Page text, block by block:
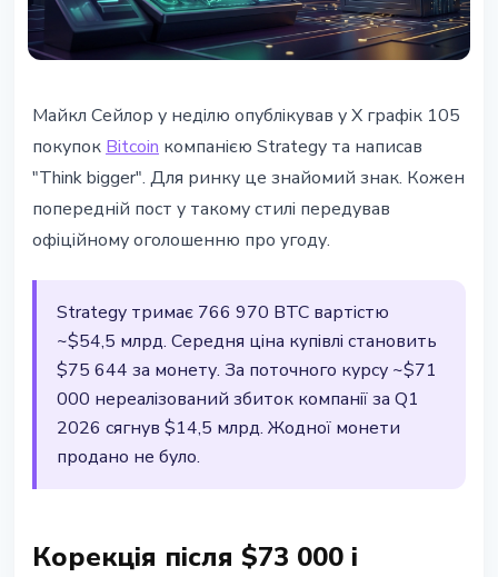
Saylor подав сигнал: Strategy
купує ще Bitcoin при збитку $14,5
млрд
12 квітня 2026 р.2 хв читання
Майкл Сейлор у неділю опублікував у X графік 105
покупок Bitcoin компанією Strategy та написав
"Think bigger". Для ринку це знайомий знак. Кожен
попередній пост у такому стилі передував
офіційному оголошенню про угоду.
Strategy тримає 766 970 BTC вартістю
~$54,5 млрд. Середня ціна купівлі становить
$75 644 за монету. За поточного курсу ~$71
000 нереалізований збиток компанії за Q1
2026 сягнув $14,5 млрд. Жодної монети
продано не було.
Корекція після $73 000 і